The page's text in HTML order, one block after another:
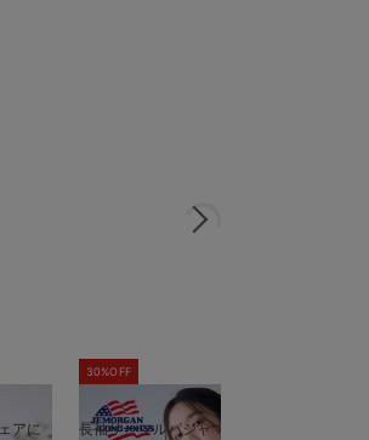
アに
30%OFF
長袖サーマルパジャマ3点セット